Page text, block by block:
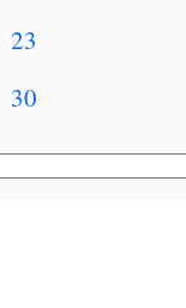
23
30